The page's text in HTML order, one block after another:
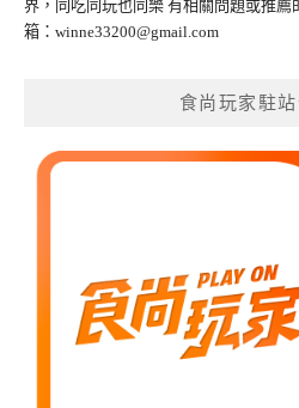
界，同吃同玩也同樂 有相關問題或推
箱： winne33200@gmail.com
食尚玩家駐